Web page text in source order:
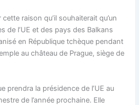
raison qu’il souhaiterait qu’un
de l’UE et des pays des Balkans
en République tchèque pendant
au château de Prague, siège de
prendra la présidence de l’UE au
de l’année prochaine. Elle